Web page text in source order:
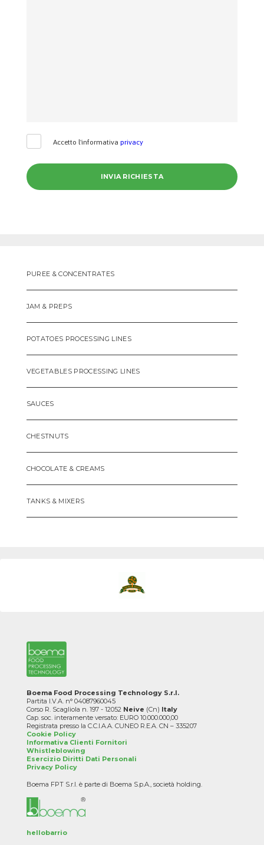
Accetto l'informativa privacy
PUREE & CONCENTRATES
JAM & PREPS
POTATOES PROCESSING LINES
VEGETABLES PROCESSING LINES
SAUCES
CHESTNUTS
CHOCOLATE & CREAMS
TANKS & MIXERS
Boema Food Processing Technology S.r.l.
Partita I.V.A. n° 04087960045
Corso R. Scagliola n. 197 - 12052 Neive (Cn) Italy
Cap. soc. interamente versato: EURO 10.000.000,00
Registrata presso la C.C.I.A.A. CUNEO R.E.A. CN – 335207
Cookie Policy
Informativa Clienti Fornitori
Whistleblowing
Esercizio Diritti Dati Personali
Privacy Policy
Boema FPT S.r.l. è parte di Boema S.p.A., società holding.
hellobarrio